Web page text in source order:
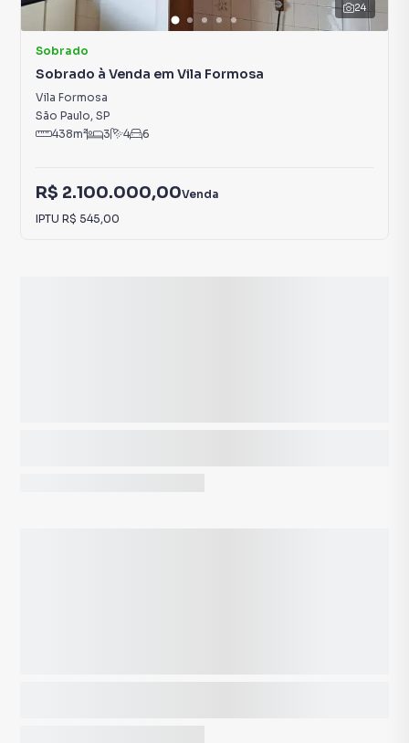
24
Sobrado
Sobrado à Venda em Vila Formosa
Vila Formosa
São Paulo, SP
438m² 3 4 6
R$ 2.100.000,00Venda
IPTU R$ 545,00